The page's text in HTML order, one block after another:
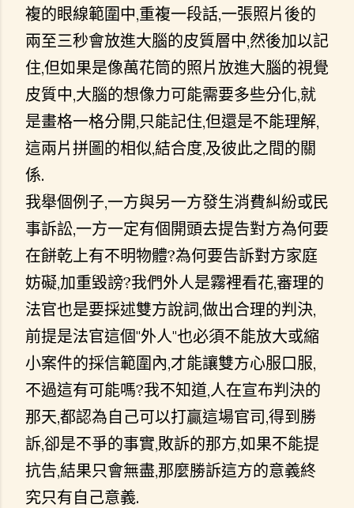
複的眼線範圍中,重複一段話,一張照片後的
兩至三秒會放進大腦的皮質層中,然後加以記
住,但如果是像萬花筒的照片放進大腦的視覺
皮質中,大腦的想像力可能需要多些分化,就
是畫格一格分開,只能記住,但還是不能理解,
這兩片拼圖的相似,結合度,及彼此之間的關
係.
我舉個例子,一方與另一方發生消費糾紛或民
事訴訟,一方一定有個開頭去提告對方為何要
在餅乾上有不明物體?為何要告訴對方家庭
妨礙,加重毀謗?我們外人是霧裡看花,審理的
法官也是要採述雙方說詞,做出合理的判決,
前提是法官這個"外人"也必須不能放大或縮
小案件的採信範圍內,才能讓雙方心服口服,
不過這有可能嗎?我不知道,人在宣布判決的
那天,都認為自己可以打贏這場官司,得到勝
訴,卻是不爭的事實,敗訴的那方,如果不能提
抗告,結果只會無盡,那麼勝訴這方的意義終
究只有自己意義.